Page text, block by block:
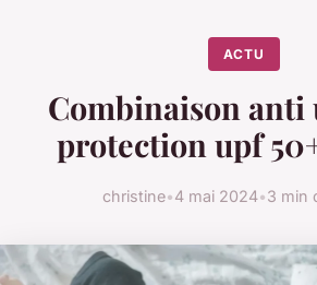
ACTU
Combinaison anti
protection upf
christine•4 mai 2024•3 min